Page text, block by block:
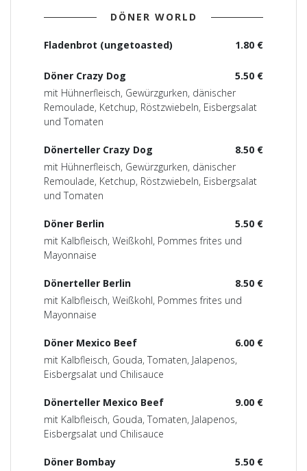
DÖNER WORLD
1.80 €
Fladenbrot (ungetoasted)
5.50 €
Döner Crazy Dog
mit Hühnerfleisch, Gewürzgurken, dänischer
Remoulade, Ketchup, Röstzwiebeln, Eisbergsalat
und Tomaten
8.50 €
Dönerteller Crazy Dog
mit Hühnerfleisch, Gewürzgurken, dänischer
Remoulade, Ketchup, Röstzwiebeln, Eisbergsalat
und Tomaten
5.50 €
Döner Berlin
mit Kalbfleisch, Weißkohl, Pommes frites und
Mayonnaise
8.50 €
Dönerteller Berlin
mit Kalbfleisch, Weißkohl, Pommes frites und
Mayonnaise
6.00 €
Döner Mexico Beef
mit Kalbfleisch, Gouda, Tomaten, Jalapenos,
Eisbergsalat und Chilisauce
9.00 €
Dönerteller Mexico Beef
mit Kalbfleisch, Gouda, Tomaten, Jalapenos,
Eisbergsalat und Chilisauce
5.50 €
Döner Bombay